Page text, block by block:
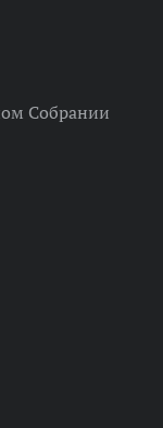
Собрании